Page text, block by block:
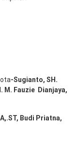
-Sugianto, SH.
M. Fauzie Dianjaya,
, Budi Priatna,